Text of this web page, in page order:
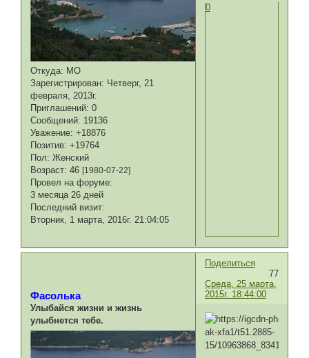
Откуда: МО
Зарегистрирован: Четверг, 21
февраля, 2013г.
Приглашений: 0
Сообщений: 19136
Уважение: +18876
Позитив: +19764
Пол: Женский
Возраст: 46[1980-07-22]
Провел на форуме:
3 месяца 26 дней
Последний визит:
Вторник, 1 марта, 2016г. 21:04:05
0
Поделиться
77
Среда, 25 марта,
2015г. 18:44:00
Фасолька
Улыбайся жизни и жизнь
улыбнется тебе.